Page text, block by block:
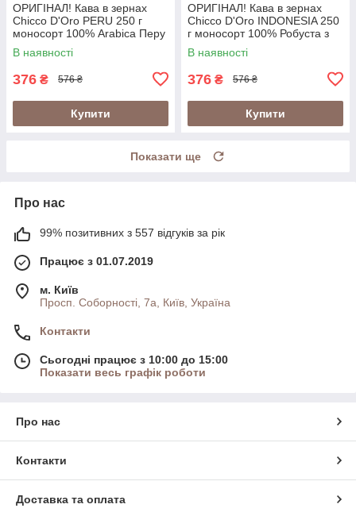
ОРИГІНАЛ! Кава в зернах
Chicco D'Oro PERU 250 г
моносорт 100% Arabica Перу
у металевій банці
(Швейцарія)
В наявності
376 ₴ 576 ₴
Купити
ОРИГІНАЛ! Кава в зернах
Chicco D'Oro INDONESIA 250
г моносорт 100% Робуста з
вулканічних ґрунтів Індонезії
у банці (Швейцарія)
В наявності
376 ₴ 576 ₴
Купити
Показати ще
Про нас
99% позитивних з 557 відгуків за рік
Працює з 01.07.2019
м. Київ
Просп. Соборності, 7а, Київ, Україна
Контакти
Сьогодні працює з 10:00 до 15:00
Показати весь графік роботи
Про нас
Контакти
Доставка та оплата